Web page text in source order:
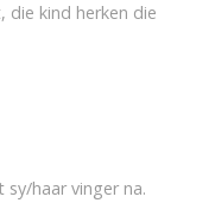
kind herken die
haar vinger na.